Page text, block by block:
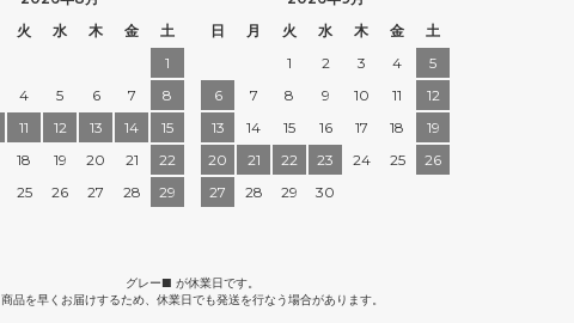
火 水 木 金
土
1
4 5 6 7
8
11 12 13 14
15
18 19 20 21
22
25 26 27 28
29
日
月 火 水 木 金
土
1
2 3 4
5
6
7 8 9 10 11
12
13
14 15 16 17 18
19
20
21 22 23 24 25
26
27
28 29 30
グレー■ が休業日です。
商品を早くお届けするため、休業日でも発送を行なう場合があります。